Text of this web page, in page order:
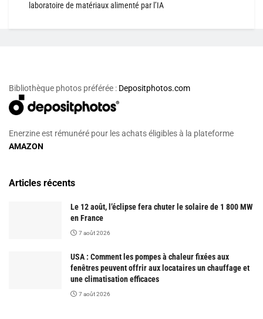
laboratoire de matériaux alimenté par l’IA
Bibliothèque photos préférée : Depositphotos.com
Enerzine est rémunéré pour les achats éligibles à la plateforme
AMAZON
Articles récents
Le 12 août, l’éclipse fera chuter le solaire de 1 800 MW
en France
7 août 2026
USA : Comment les pompes à chaleur fixées aux
fenêtres peuvent offrir aux locataires un chauffage et
une climatisation efficaces
7 août 2026